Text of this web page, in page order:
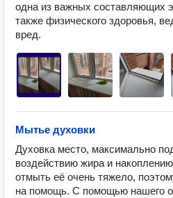
одна из важных составляющих
также физического здоровья,
вред.
Мытье духовки
Духовка место, максимально
воздействию жира и
отмыть её очень тяжело,
на помощь. С помощью нашего